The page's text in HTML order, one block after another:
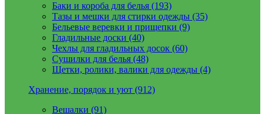
Баки и короба для белья (193)
Тазы и мешки для стирки одежды (35)
Бельевые веревки и прищепки (9)
Гладильные доски (40)
Чехлы для гладильных досок (60)
Сушилки для белья (48)
Щетки, ролики, валики для одежды (4)
Хранение, порядок и уют (912)
Вешалки (91)